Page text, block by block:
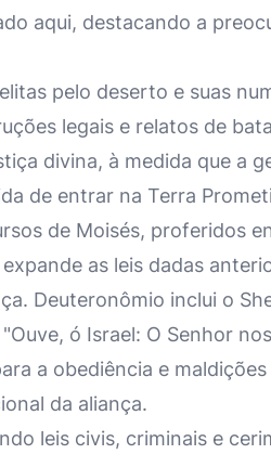
aqui, destacando a
pelo deserto e suas
legais e relatos de
divina, à medida que a
de entrar na Terra
de Moisés, proferidos
as leis dadas
Deuteronômio inclui o
ó Israel: O Senhor
a obediência e maldições
da aliança.
leis civis, criminais e